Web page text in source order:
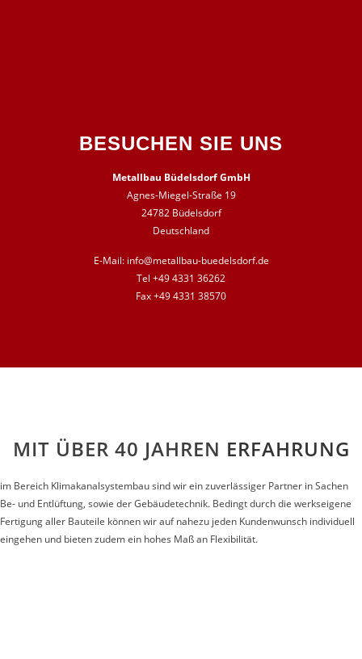
BESUCHEN SIE UNS
Metallbau Büdelsdorf GmbH
Agnes-Miegel-Straße 19
24782 Büdelsdorf
Deutschland
E-Mail: info@metallbau-buedelsdorf.de
Tel +49 4331 36262
Fax +49 4331 38570
MIT ÜBER 40 JAHREN ERFAHRUNG
im Bereich Klimakanalsystembau sind wir ein zuverlässiger Partner in Sachen
Be- und Entlüftung, sowie der Gebäudetechnik. Bedingt durch die werkseigene
Fertigung aller Bauteile können wir auf nahezu jeden Kundenwunsch individuell
eingehen und bieten zudem ein hohes Maß an Flexibilität.